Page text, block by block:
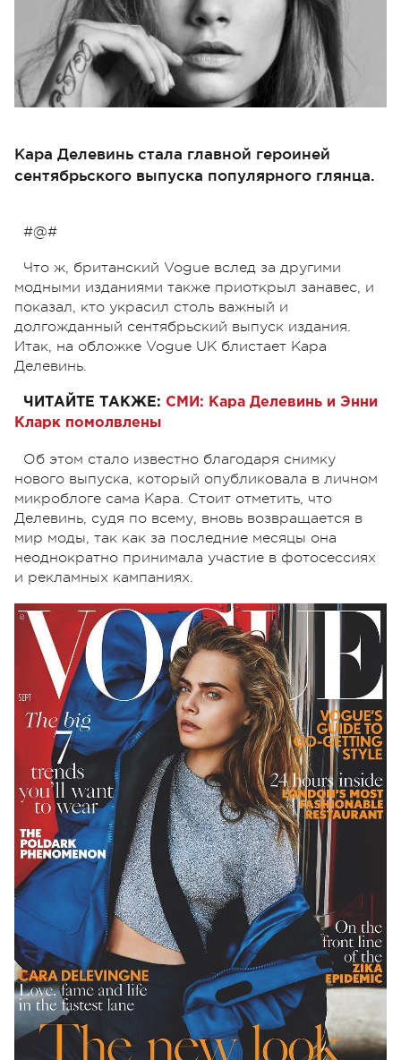
Кара Делевинь стала главной героиней
сентябрьского выпуска популярного глянца.
#@#
Что ж, британский Vogue вслед за другими
модными изданиями также приоткрыл занавес, и
показал, кто украсил столь важный и
долгожданный сентябрьский выпуск издания.
Итак, на обложке Vogue UK блистает Кара
Делевинь.
ЧИТАЙТЕ ТАКЖЕ: СМИ: Кара Делевинь и Энни
Кларк помолвлены
Об этом стало известно благодаря снимку
нового выпуска, который опубликовала в личном
микроблоге сама Кара. Стоит отметить, что
Делевинь, судя по всему, вновь возвращается в
мир моды, так как за последние месяцы она
неоднократно принимала участие в фотосессиях
и рекламных кампаниях.